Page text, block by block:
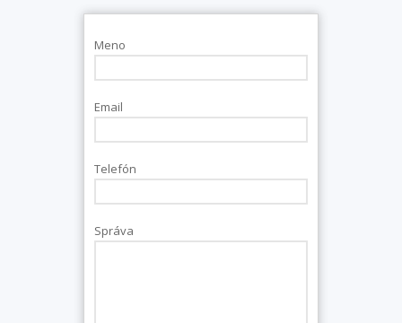
Meno
Email
Telefón
Správa